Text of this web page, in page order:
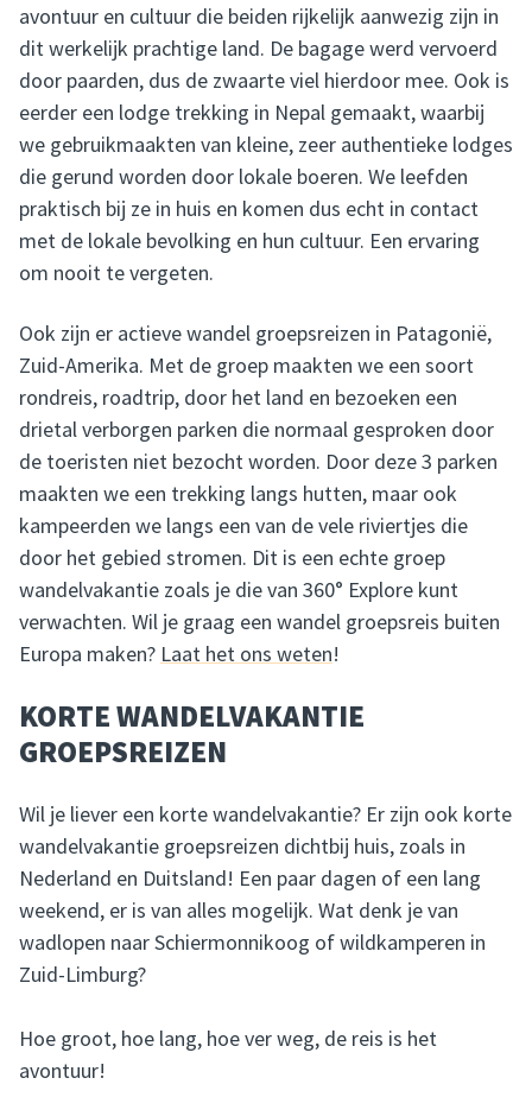
avontuur en cultuur die beiden rijkelijk aanwezig zijn in
dit werkelijk prachtige land. De bagage werd vervoerd
door paarden, dus de zwaarte viel hierdoor mee. Ook is
eerder een lodge trekking in Nepal gemaakt, waarbij
we gebruikmaakten van kleine, zeer authentieke lodges
die gerund worden door lokale boeren. We leefden
praktisch bij ze in huis en komen dus echt in contact
met de lokale bevolking en hun cultuur. Een ervaring
om nooit te vergeten.
Ook zijn er actieve wandel groepsreizen in Patagonië,
Zuid-Amerika. Met de groep maakten we een soort
rondreis, roadtrip, door het land en bezoeken een
drietal verborgen parken die normaal gesproken door
de toeristen niet bezocht worden. Door deze 3 parken
maakten we een trekking langs hutten, maar ook
kampeerden we langs een van de vele riviertjes die
door het gebied stromen. Dit is een echte groep
wandelvakantie zoals je die van 360° Explore kunt
verwachten. Wil je graag een wandel groepsreis buiten
Europa maken? Laat het ons weten!
KORTE WANDELVAKANTIE
GROEPSREIZEN
Wil je liever een korte wandelvakantie? Er zijn ook korte
wandelvakantie groepsreizen dichtbij huis, zoals in
Nederland en Duitsland! Een paar dagen of een lang
weekend, er is van alles mogelijk. Wat denk je van
wadlopen naar Schiermonnikoog of wildkamperen in
Zuid-Limburg?
Hoe groot, hoe lang, hoe ver weg, de reis is het
avontuur!